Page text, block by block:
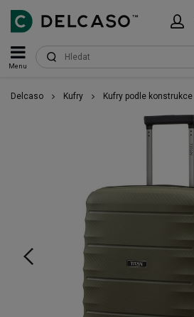
Menu
Delcaso Kufry Kufry podle konstrukce